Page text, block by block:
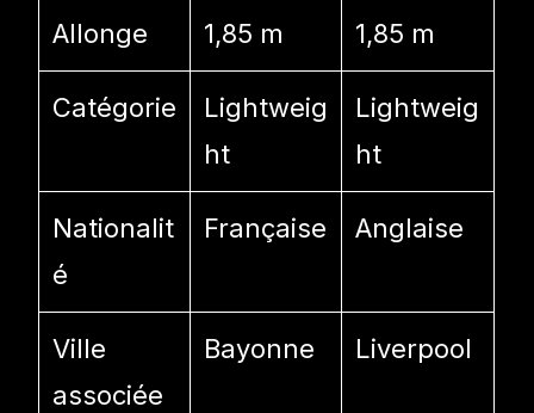
Allonge 1,85 m 1,85 m
Catégorie
Lightweig
ht
Lightweig
ht
Nationalit
é
Française Anglaise
Ville
associée
Bayonne Liverpool